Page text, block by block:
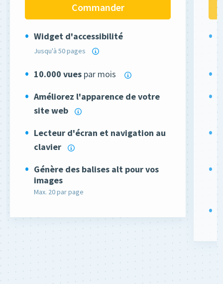
Commander
Widget d'accessibilité
Jusqu'à 50 pages
10.000 vues par mois
Améliorez l'apparence de votre
site web
Lecteur d'écran et navigation au
clavier
Génère des balises alt pour vos
images
Max. 20 par page